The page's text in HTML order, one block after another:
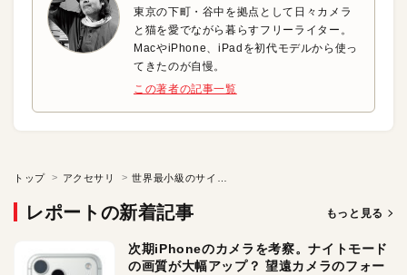
東京の下町・谷中を拠点として日々カメラ
と猫を愛でながら暮らすフリーライター。
MacやiPhone、iPadを初代モデルから使っ
てきたのが自慢。
この著者の記事一覧
トップ アクセサリ
レポートの新着記事 もっと見る
次期iPhoneのカメラを考察。ナイトモード
の画質が大幅アップ？ 望遠カメラのフォー